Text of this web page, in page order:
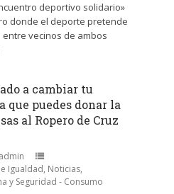
deportivo solidario»
donde el deporte pretende
vecinos de ambos
a cambiar tu
que puedes donar la
al Ropero de Cruz
admin
Igualdad, Noticias,
y Seguridad - Consumo